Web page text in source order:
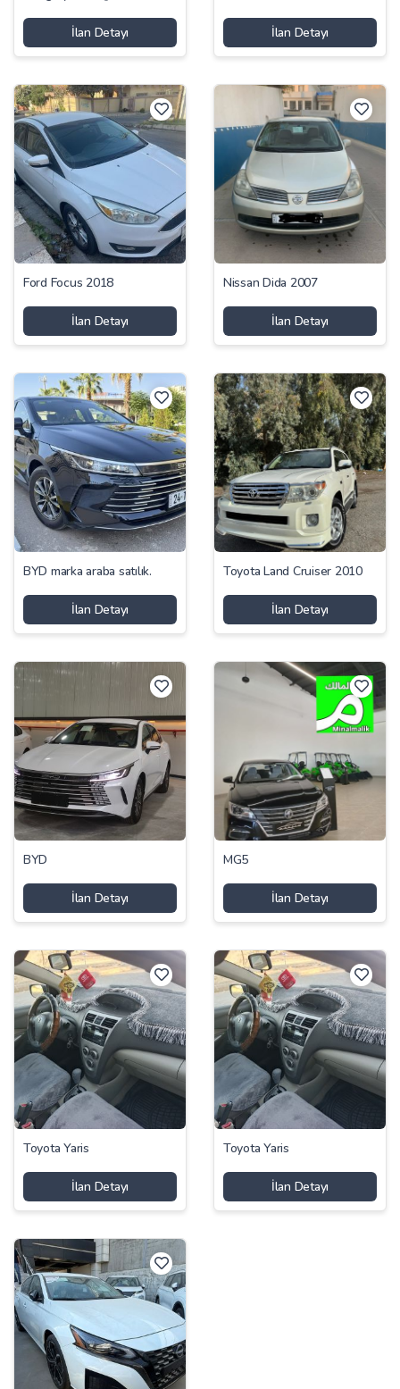
İlan Detayı İlan Detayı
Ford Focus 2018
İlan Detayı
Nissan Dida 2007
İlan Detayı
BYD marka araba satılık.
İlan Detayı
Toyota Land Cruiser 2010
İlan Detayı
BYD
İlan Detayı
MG5
İlan Detayı
Toyota Yaris
İlan Detayı
Toyota Yaris
İlan Detayı